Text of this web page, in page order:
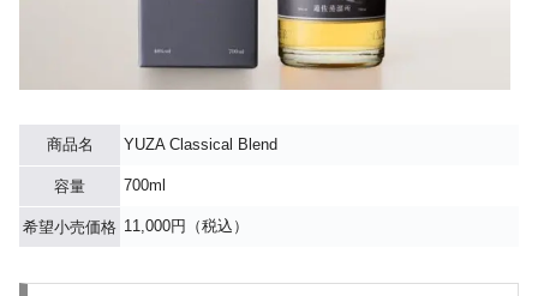
商品名 YUZA Classical Blend
容量 700ml
希望小売価格 11,000円（税込）